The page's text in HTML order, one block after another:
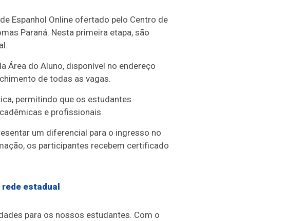
Espanhol Online ofertado pelo Centro de
Paraná. Nesta primeira etapa, são
Área do Aluno, disponível no endereço
de todas as vagas.
permitindo que os estudantes
e profissionais.
um diferencial para o ingresso no
os participantes recebem certificado
estadual
para os nossos estudantes. Com o